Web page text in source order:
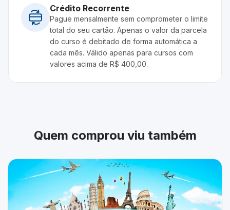
Crédito Recorrente
Pague mensalmente sem comprometer o limite
total do seu cartão. Apenas o valor da parcela
do curso é debitado de forma automática a
cada mês. Válido apenas para cursos com
valores acima de R$ 400,00.
Quem comprou viu também